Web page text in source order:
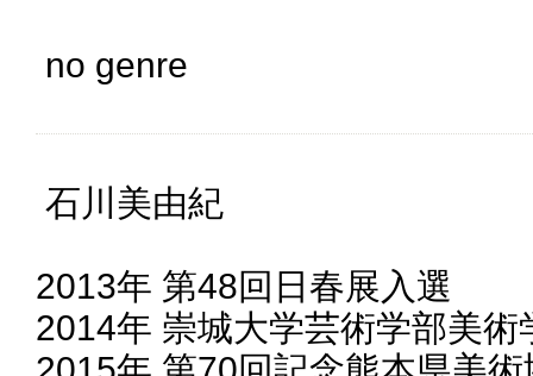
no genre
石川美由紀
2013年 第48回日春展入選
2014年 崇城大学芸術学部美術